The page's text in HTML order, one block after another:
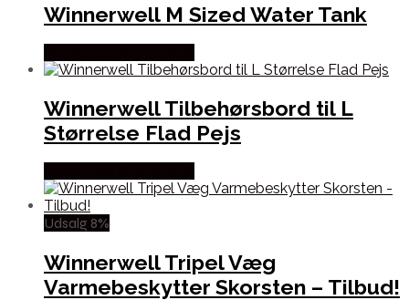
Winnerwell M Sized Water Tank
Winnerwell Tilbehørsbord til L
Størrelse Flad Pejs
Udsalg 8%
Winnerwell Tripel Væg
Varmebeskytter Skorsten – Tilbud!